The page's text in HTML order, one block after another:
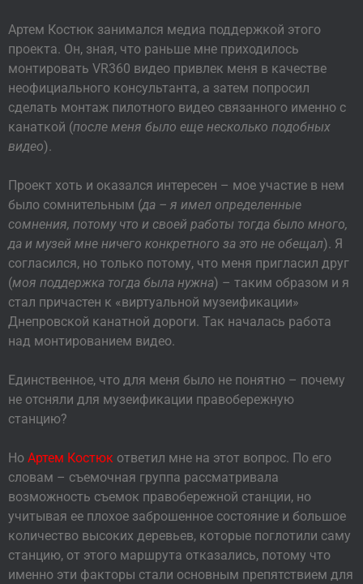
Артем Костюк занимался медиа поддержкой этого
проекта. Он, зная, что раньше мне приходилось
монтировать VR360 видео привлек меня в качестве
неофициального консультанта, а затем попросил
сделать монтаж пилотного видео связанного именно с
канаткой (после меня было еще несколько подобных
видео).
Проект хоть и оказался интересен – мое участие в нем
было сомнительным (да – я имел определенные
сомнения, потому что и своей работы тогда было много,
да и музей мне ничего конкретного за это не обещал). Я
согласился, но только потому, что меня пригласил друг
(моя поддержка тогда была нужна) – таким образом и я
стал причастен к «виртуальной музеификации»
Днепровской канатной дороги. Так началась работа
над монтированием видео.
Единственное, что для меня было не понятно – почему
не отсняли для музеификации правобережную
станцию?
Но Артем Костюк ответил мне на этот вопрос. По его
словам – съемочная группа рассматривала
возможность съемок правобережной станции, но
учитывая ее плохое заброшенное состояние и большое
количество высоких деревьев, которые поглотили саму
станцию, от этого маршрута отказались, потому что
именно эти факторы стали основным препятствием для